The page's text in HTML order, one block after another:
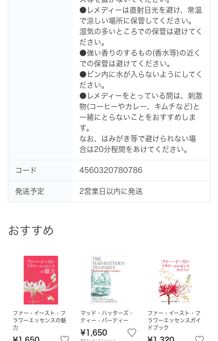
おすすめ
ファー・イースト・フ
ラワーエッセンスの魅
力
マッド・ハッターズ・
ティー・パーティー
¥1,650
ファー・イースト・フ
ラワーエッセンスガイ
ドブック
●レメディーは直射日光を避け、常温
で涼しい場所に保管してください。
湿気の多いところでの保管は避けてく
ださい。
●強い香りのするもの(香水等)の近く
での保管は避けてください。
●ビン内に水が入らないようにしてく
ださい。
●レメディーをとっている間は、刺激
物(コーヒーやカレー、キムチなど)と
一緒にとらないことをおすすめしま
す。
なお、はみがき等で避けられない場
合は20分程間をあけてください。
コード 4560320780786
発送予定 2営業日以内に発送